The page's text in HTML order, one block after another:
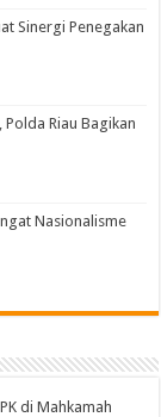
Sinergi Penegakan
Riau Bagikan
Nasionalisme
di Mahkamah